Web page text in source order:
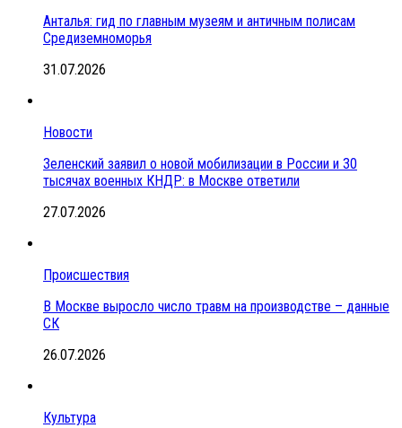
Анталья: гид по главным музеям и античным полисам
Средиземноморья
31.07.2026
Новости
Зеленский заявил о новой мобилизации в России и 30
тысячах военных КНДР: в Москве ответили
27.07.2026
Происшествия
В Москве выросло число травм на производстве – данные
СК
26.07.2026
Культура